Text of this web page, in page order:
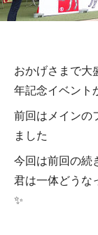
おかげさまで大
年記念イベント
前回はメインの
ました
今回は前回の続
君は一体どうな
✨